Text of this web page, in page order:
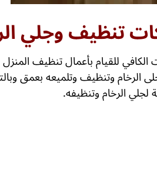
للقيام بأعمال تنظيف
الرخام وتنظيف وتلميعه بعمق
الرخام وتنظيفه.